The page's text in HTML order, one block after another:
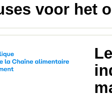
voor het